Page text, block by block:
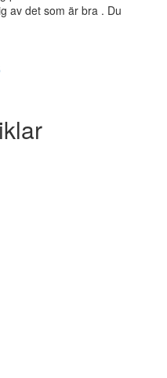
av det som är bra . Du